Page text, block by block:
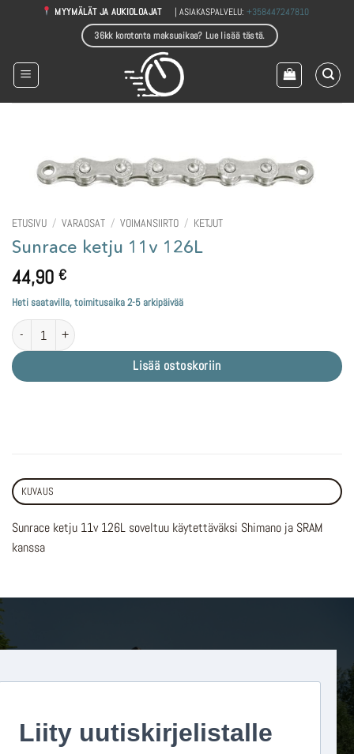
MYYMÄLÄT JA AUKIOLOAJAT | ASIAKASPALVELU:+358447247810
36kk korotonta maksuaikaa? Lue lisää tästä.
ETUSIVU / VARAOSAT / VOIMANSIIRTO / KETJUT
Sunrace ketju 11v 126L
44,90 €
Heti saatavilla, toimitusaika 2-5 arkipäivää
Sunrace ketju 11v 126L määrä
Lisää ostoskoriin
KUVAUS
Sunrace ketju 11v 126L soveltuu käytettäväksi Shimano ja SRAM
kanssa